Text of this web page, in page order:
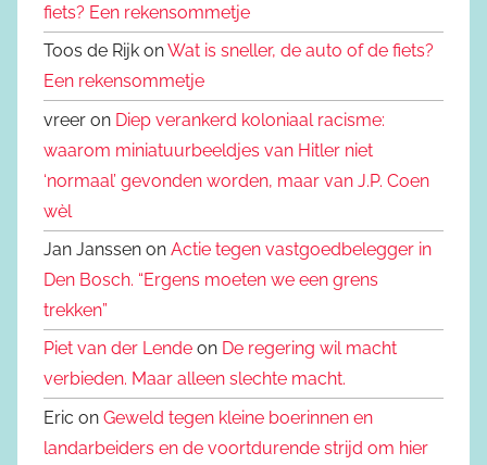
fiets? Een rekensommetje
Toos de Rijk onWat is sneller, de auto of de fiets?
Een rekensommetje
vreer on Diep verankerd koloniaal racisme:
waarom miniatuurbeeldjes van Hitler niet
‘normaal’ gevonden worden, maar van J.P. Coen
wèl
Jan Janssen on Actie tegen vastgoedbelegger in
Den Bosch. “Ergens moeten we een grens
trekken”
Piet van der Lende on De regering wil macht
verbieden. Maar alleen slechte macht.
Eric on Geweld tegen kleine boerinnen en
landarbeiders en de voortdurende strijd om hier